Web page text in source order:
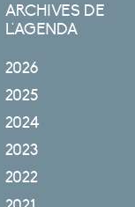
ARCHIVES DE
L'AGENDA
2026
2025
2024
2023
2022